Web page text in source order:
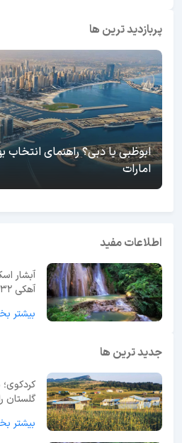
پربازدید ترین ها
ابوظبی یا دبی؟ راهنمای
امارات
اطلاعات مفید
آبشار
آهکی ۳۲ متری در لفور
بیشتر
جدید ترین ها
گلستان
بیشتر